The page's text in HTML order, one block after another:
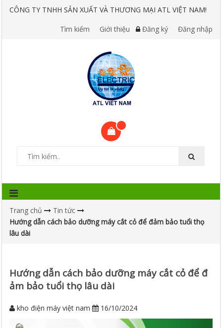
CÔNG TY TNHH SẢN XUẤT VÀ THƯƠNG MẠI ATL VIỆT NAM!
Tìm kiếm Giới thiệu Đăng ký Đăng nhập
Trang chủ
Tin tức
Hướng dẫn cách bảo dưỡng máy cắt cỏ để đảm bảo tuổi thọ
lâu dài
Hướng dẫn cách bảo dưỡng máy cắt cỏ để đ
ảm bảo tuổi thọ lâu dài
kho điện máy việt nam 16/10/2024